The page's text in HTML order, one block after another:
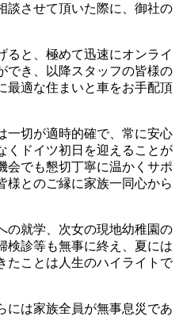
談させて頂いた際に、御社の
ると、極めて迅速にオンライ
でき、以降スタッフの皆様の
最適な住まいと車をお手配頂
一切が適時的確で、常に安心
くドイツ初日を迎えることが
会でも懇切丁寧に温かくサポ
様とのご縁に家族一同心から
の就学、次女の現地幼稚園の
検診等も無事に終え、夏には
たことは人生のハイライトで
には家族全員が無事息災であ